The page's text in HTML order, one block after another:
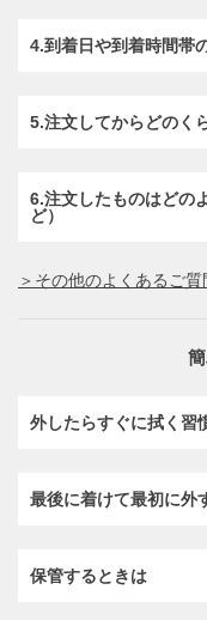
4.到着日や到着時間帯
5.注文してからどのく
6.注文したものはどの
ど）
＞その他のよくあるご
外したらすぐに拭く習
最後に着けて最初に外
保管するときは